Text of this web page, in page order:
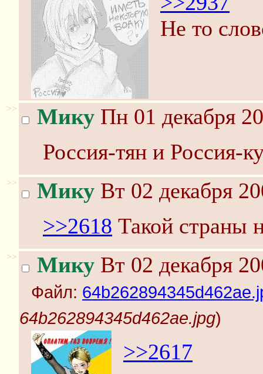
Не то
>> Мику Пн 01 декабря
Россия-тян и Россия-
>> Мику Вт 02 декабря
>>2618 Такой страны
>> Мику Вт 02 декабря
Файл:
64b262894345d462ae.jpg)
>>2617